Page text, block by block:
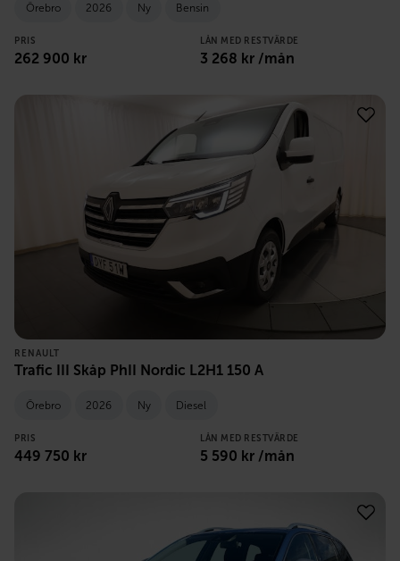
Örebro 2026 Ny Bensin
PRIS
262 900 kr
LÅN MED RESTVÄRDE
3 268 kr /mån
RENAULT
Trafic III Skåp PhII Nordic L2H1 150 A
Örebro 2026 Ny Diesel
PRIS
449 750 kr
LÅN MED RESTVÄRDE
5 590 kr /mån